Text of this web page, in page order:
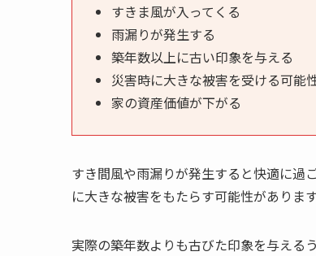
すきま風が入ってくる
雨漏りが発生する
築年数以上に古い印象を与える
災害時に大きな被害を受ける可能
家の資産価値が下がる
すき間風や雨漏りが発生すると快適に過
に大きな被害をもたらす可能性があります
実際の築年数よりも古びた印象を与える